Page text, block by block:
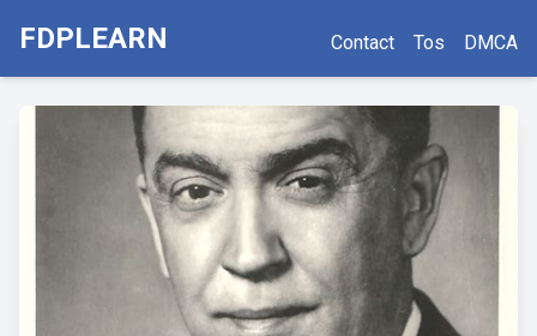
FDPLEARN Contact Tos DMCA